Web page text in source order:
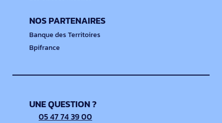
NOS PARTENAIRES
Banque des Territoires
Bpifrance
UNE QUESTION ?
05 47 74 39 00